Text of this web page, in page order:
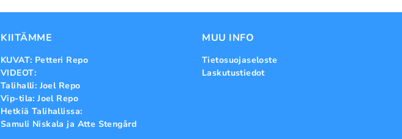
KIITÄMME
KUVAT: Petteri Repo
VIDEOT:
Talihalli: Joel Repo
Vip-tila: Joel Repo
Hetkiä Talihallissa:
Samuli Niskala ja Atte Stengård
MUU INFO
Tietosuojaseloste
Laskutustiedot